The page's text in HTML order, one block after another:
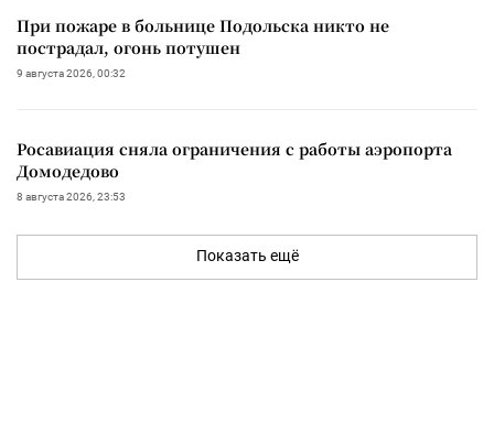
При пожаре в больнице Подольска никто не
пострадал, огонь потушен
9 августа 2026, 00:32
Росавиация сняла ограничения с работы аэропорта
Домодедово
8 августа 2026, 23:53
Показать ещё